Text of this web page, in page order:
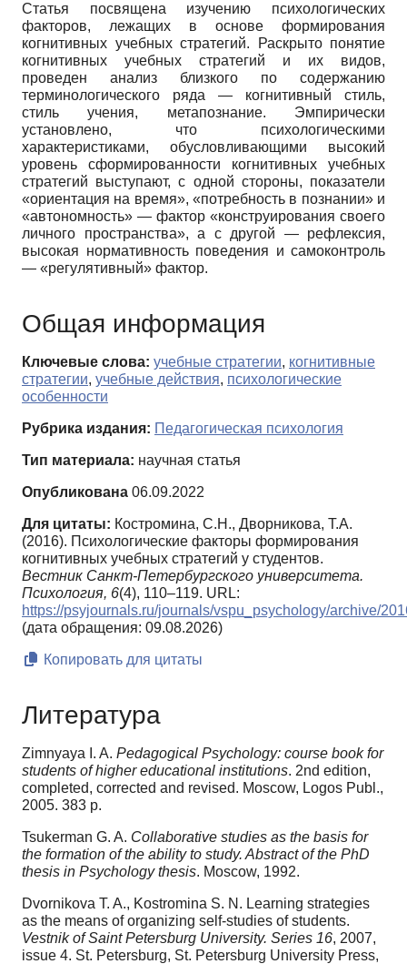
Статья посвящена изучению психологических
факторов, лежащих в основе формирования
когнитивных учебных стратегий. Раскрыто понятие
когнитивных учебных стратегий и их видов,
проведен анализ близкого по содержанию
терминологического ряда — когнитивный стиль,
стиль учения, метапознание. Эмпирически
установлено, что психологическими
характеристиками, обусловливающими высокий
уровень сформированности когнитивных учебных
стратегий выступают, с одной стороны, показатели
«ориентация на время», «потребность в познании» и
«автономность» — фактор «конструирования своего
личного пространства», а с другой — рефлексия,
высокая нормативность поведения и самоконтроль
— «регулятивный» фактор.
Общая информация
Ключевые слова: учебные стратегии, когнитивные
стратегии, учебные действия, психологические
особенности
Рубрика издания: Педагогическая психология
Тип материала: научная статья
Опубликована 06.09.2022
Для цитаты: Костромина, С.Н., Дворникова, Т.А.
(2016). Психологические факторы формирования
когнитивных учебных стратегий у студентов.
Вестник Санкт-Петербургского университета.
Психология, 6(4), 110–119. URL:
https://psyjournals.ru/journals/vspu_psychology/archive/
(дата обращения: 09.08.2026)
Копировать для цитаты
Литература
Zimnyaya I. A. Pedagogical Psychology: course book for
students of higher educational institutions. 2nd edition,
completed, corrected and revised. Moscow, Logos Publ.,
2005. 383 p.
Tsukerman G. A. Collaborative studies as the basis for
the formation of the ability to study. Abstract of the PhD
thesis in Psychology thesis. Moscow, 1992.
Dvornikova T. A., Kostromina S. N. Learning strategies
as the means of organizing self-studies of students.
Vestnik of Saint Petersburg University. Series 16, 2007,
issue 4. St. Petersburg, St. Petersburg University Press,